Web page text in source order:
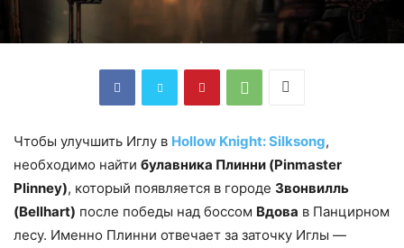
Чтобы улучшить Иглу в Hollow Knight: Silksong,
необходимо найти булавника Плинни (Pinmaster
Plinney), который появляется в городе Звонвилль
(Bellhart) после победы над боссом Вдова в Панцирном
лесу. Именно Плинни отвечает за заточку Иглы —